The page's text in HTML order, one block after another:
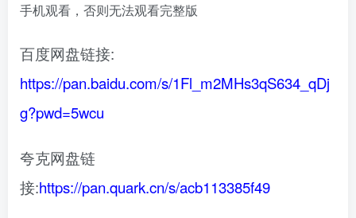
手机观看，否则无法观看完整版
百度网盘链接:
https://pan.baidu.com/s/1Fl_m2MHs3qS634_qDj
g?pwd=5wcu
夸克网盘链
接:https://pan.quark.cn/s/acb113385f49